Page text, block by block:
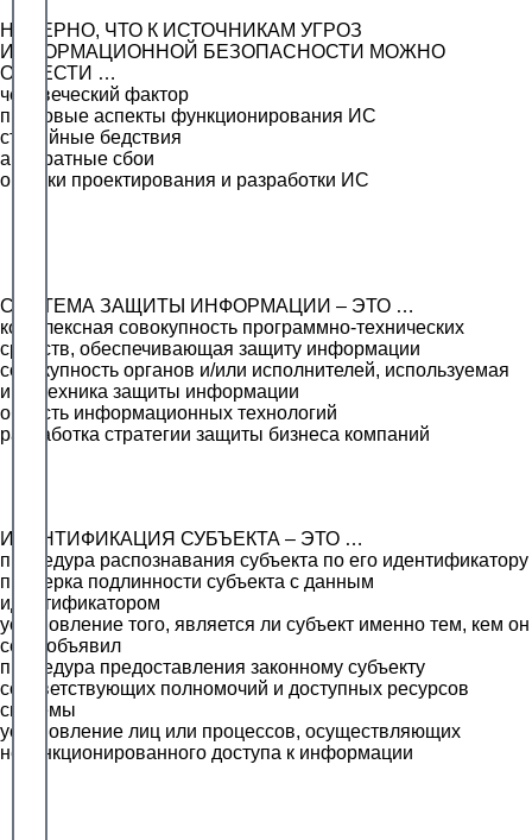
НЕВЕРНО, ЧТО К ИСТОЧНИКАМ УГРОЗ
ИНФОРМАЦИОННОЙ БЕЗОПАСНОСТИ МОЖНО
ОТНЕСТИ …
человеческий фактор
правовые аспекты функционирования ИС
стихийные бедствия
аппаратные сбои
ошибки проектирования и разработки ИС
СИСТЕМА ЗАЩИТЫ ИНФОРМАЦИИ – ЭТО …
комплексная совокупность программно-технических
средств, обеспечивающая защиту информации
совокупность органов и/или исполнителей, используемая
ими техника защиты информации
область информационных технологий
разработка стратегии защиты бизнеса компаний
ИДЕНТИФИКАЦИЯ СУБЪЕКТА – ЭТО …
процедура распознавания субъекта по его идентификатору
проверка подлинности субъекта с данным
идентификатором
установление того, является ли субъект именно тем, кем он
себя объявил
процедура предоставления законному субъекту
соответствующих полномочий и доступных ресурсов
системы
установление лиц или процессов, осуществляющих
несанкционированного доступа к информации